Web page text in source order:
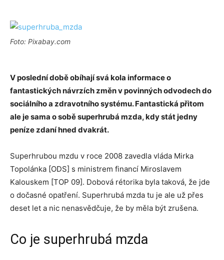
Foto: Pixabay.com
V poslední době obíhají svá kola informace o
fantastických návrzích změn v povinných odvodech do
sociálního a zdravotního systému. Fantastická přitom
ale je sama o sobě superhrubá mzda, kdy stát jedny
peníze zdaní hned dvakrát.
Superhrubou mzdu v roce 2008 zavedla vláda Mirka
Topolánka [ODS] s ministrem financí Miroslavem
Kalouskem [TOP 09]. Dobová rétorika byla taková, že jde
o dočasné opatření. Superhrubá mzda tu je ale už přes
deset let a nic nenasvědčuje, že by měla být zrušena.
Co je superhrubá mzda